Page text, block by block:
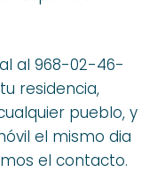
al 968-02-46-
residencia,
pueblo, y
el mismo dia
el contacto.